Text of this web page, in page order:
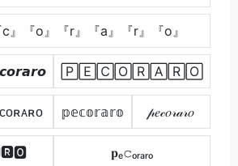
c』『o』『r』『a』『r』『o』
🄿🄴🄲🄾🅁🄰🅁🄾
𝕡𝕖𝕔𝕠𝕣𝕒𝕣𝕠 𝓅𝑒𝒸𝑜𝓇𝒶𝓇𝑜
𝐩ₑ𝚌ₒᵣₐᵣₒ